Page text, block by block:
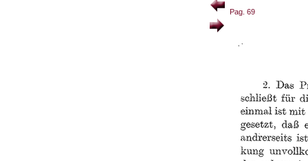
Pag. 69